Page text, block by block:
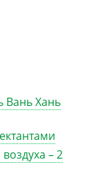
Вань Хань
– 2